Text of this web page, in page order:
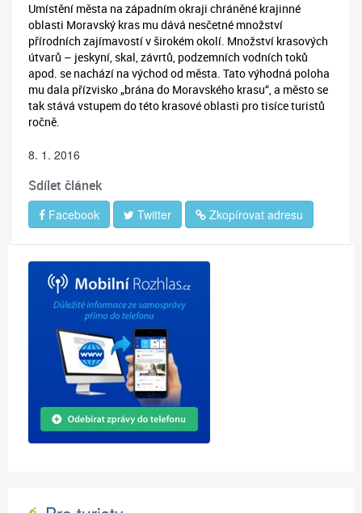
Umístění města na západním okraji chráněné krajinné
oblasti Moravský kras mu dává nesčetné množství
přírodních zajímavostí v širokém okolí. Množství krasových
útvarů – jeskyní, skal, závrtů, podzemních vodních toků
apod. se nachází na východ od města. Tato výhodná poloha
mu dala přízvisko „brána do Moravského krasu“, a město se
tak stává vstupem do této krasové oblasti pro tisíce turistů
ročně.
8. 1. 2016
Sdílet článek
Facebook Twitter Zkopírovat adresu